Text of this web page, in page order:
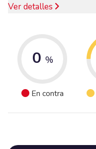
Ver detalles
0 %
En contra